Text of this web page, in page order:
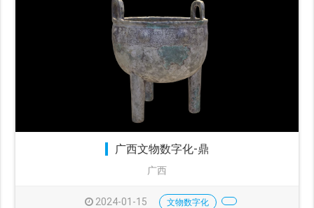
广西文物数字化-鼎
广西
2024-01-15 文物数字化